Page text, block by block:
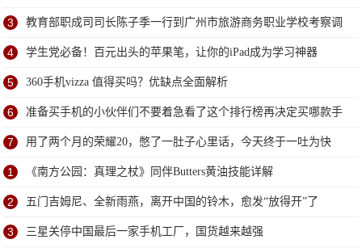
3 教育部职成司司长陈子季一行到广州市旅游商务职业学校考察调
研
4 学生党必备！百元出头的苹果笔，让你的iPad成为学习神器
5 360手机vizza 值得买吗？优缺点全面解析
6 准备买手机的小伙伴们不要着急看了这个排行榜再决定买哪款手
机吧
7 用了两个月的荣耀20，憋了一肚子心里话，今天终于一吐为快
1 《南方公园：真理之杖》同伴Butters黄油技能详解
2 五门吉姆尼、全新雨燕，离开中国的铃木，愈发“放得开”了
3 三星关停中国最后一家手机工厂，国货越来越强